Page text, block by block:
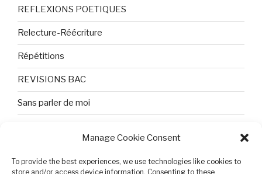
Manage Cookie Consent
To provide the best experiences, we use technologies like cookies to
store and/or access device information. Consenting to these
REFLEXIONS POETIQUES
Relecture-Réécriture
Répétitions
REVISIONS BAC
Sans parler de moi